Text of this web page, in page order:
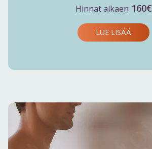
Hinnat alkaen 160€
LUE LISÄÄ